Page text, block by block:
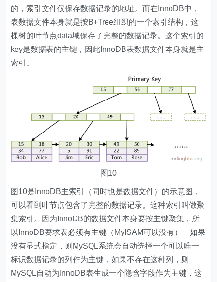
的，索引文件仅保存数据记录的地址。而在InnoDB中，
表数据文件本身就是按B+Tree组织的一个索引结构，这
棵树的叶节点data域保存了完整的数据记录。这个索引的
key是数据表的主键，因此InnoDB表数据文件本身就是主
索引。
图10
图10是InnoDB主索引（同时也是数据文件）的示意图，
可以看到叶节点包含了完整的数据记录。这种索引叫做聚
集索引。因为InnoDB的数据文件本身要按主键聚集，所
以InnoDB要求表必须有主键（MyISAM可以没有），如果
没有显式指定，则MySQL系统会自动选择一个可以唯一
标识数据记录的列作为主键，如果不存在这种列，则
MySQL自动为InnoDB表生成一个隐含字段作为主键，这